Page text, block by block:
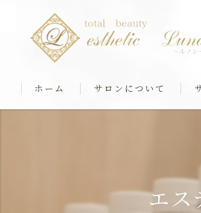
ホーム サロンについて
エス